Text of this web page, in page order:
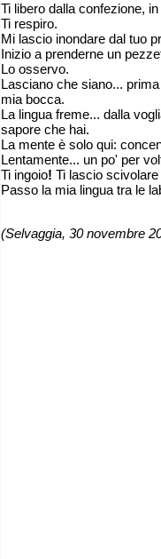
Ti libero dalla confezione,
Ti respiro.
Mi lascio inondare dal tuo
Inizio a prenderne un
Lo osservo.
Lasciano che siano...
mia bocca.
La lingua freme... dalla
sapore che hai.
La mente è solo qui:
Lentamente... un po' per
Ti ingoio! Ti lascio
Passo la mia lingua tra le
(Selvaggia, 30 novembre